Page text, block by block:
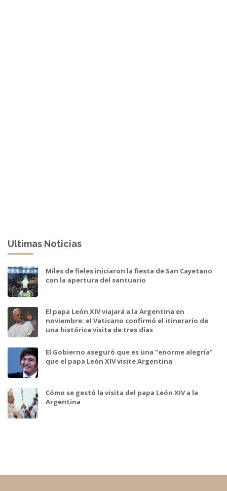
Ultimas Noticias
Miles de fieles iniciaron la fiesta de San Cayetano
con la apertura del santuario
El papa León XIV viajará a la Argentina en
noviembre: el Vaticano confirmó el itinerario de
una histórica visita de tres días
El Gobierno aseguró que es una "enorme alegría"
que el papa León XIV visite Argentina
Cómo se gestó la visita del papa León XIV a la
Argentina